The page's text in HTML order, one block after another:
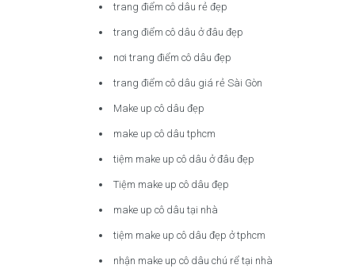
trang điểm cô dâu rẻ đẹp
trang điểm cô dâu ở đâu đẹp
nơi trang điểm cô dâu đẹp
trang điểm cô dâu giá rẻ Sài Gòn
Make up cô dâu đẹp
make up cô dâu tphcm
tiệm make up cô dâu ở đâu đẹp
Tiệm make up cô dâu đẹp
make up cô dâu tại nhà
tiệm make up cô dâu đẹp ở tphcm
nhận make up cô dâu chú rể tại nhà